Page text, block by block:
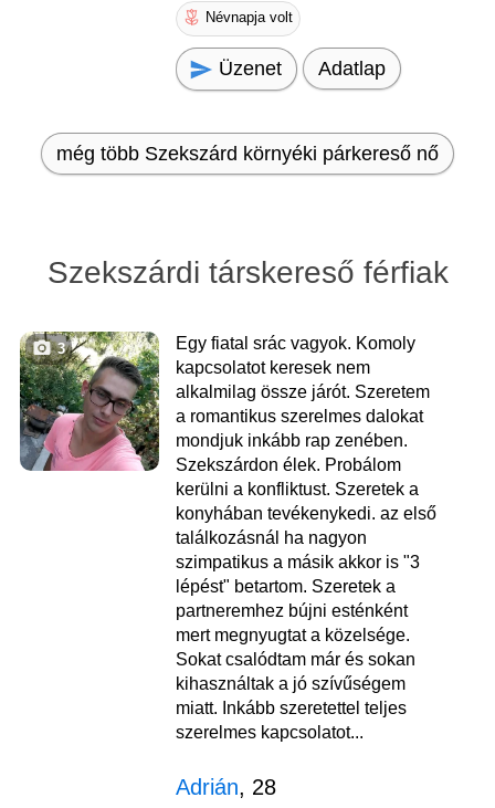
Névnapja volt
Üzenet Adatlap
még több Szekszárd környéki párkereső nő
Szekszárdi társkereső férfiak
3
Egy fiatal srác vagyok. Komoly
kapcsolatot keresek nem
alkalmilag össze járót. Szeretem
a romantikus szerelmes dalokat
mondjuk inkább rap zenében.
Szekszárdon élek. Probálom
kerülni a konfliktust. Szeretek a
konyhában tevékenykedi. az első
találkozásnál ha nagyon
szimpatikus a másik akkor is "3
lépést" betartom. Szeretek a
partneremhez bújni esténként
mert megnyugtat a közelsége.
Sokat csalódtam már és sokan
kihasználtak a jó szívűségem
miatt. Inkább szeretettel teljes
szerelmes kapcsolatot...
Adrián, 28